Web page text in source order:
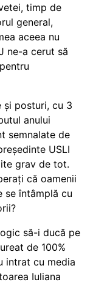
timp de
general,
aceea nu
ne-a cerut să
și posturi, cu 3
anului
semnalate de
USLI
grav de tot.
că oamenii
se întâmplă cu
să-i ducă pe
de 100%
intrat cu media
Iuliana